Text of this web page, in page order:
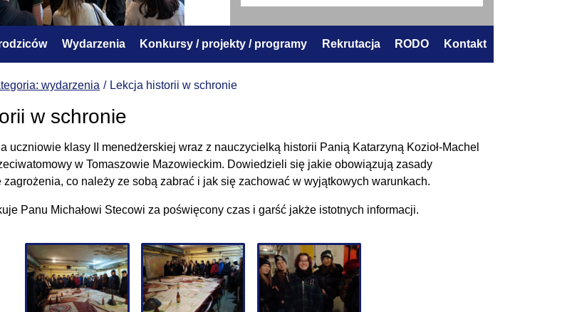
Wydarzenia Konkursy / projekty / programy Rekrutacja RODO Kontakt
wydarzenia Lekcja historii w schronie
w schronie
uczniowie klasy II menedżerskiej wraz z nauczycielką historii Panią Katarzyną Kozioł-Machel
w Tomaszowie Mazowieckim. Dowiedzieli się jakie obowiązują zasady
co należy ze sobą zabrać i jak się zachować w wyjątkowych warunkach.
Panu Michałowi Stecowi za poświęcony czas i garść jakże istotnych informacji.